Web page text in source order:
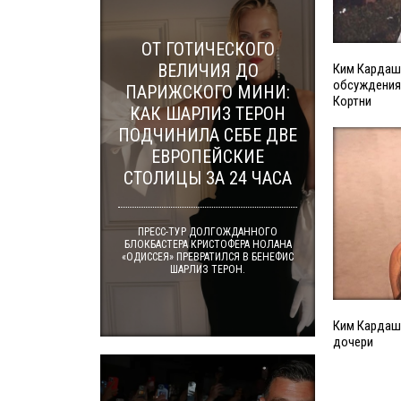
Ким
Кортни
Ким
дочери
ОТ ГОТИЧЕСКОГО
ВЕЛИЧИЯ ДО
ПАРИЖСКОГО МИНИ:
КАК ШАРЛИЗ ТЕРОН
ПОДЧИНИЛА СЕБЕ ДВЕ
ЕВРОПЕЙСКИЕ
СТОЛИЦЫ ЗА 24 ЧАСА
ПРЕСС-ТУР ДОЛГОЖДАННОГО
БЛОКБАСТЕРА КРИСТОФЕРА НОЛАНА
«ОДИССЕЯ» ПРЕВРАТИЛСЯ В БЕНЕФИС
ШАРЛИЗ ТЕРОН.